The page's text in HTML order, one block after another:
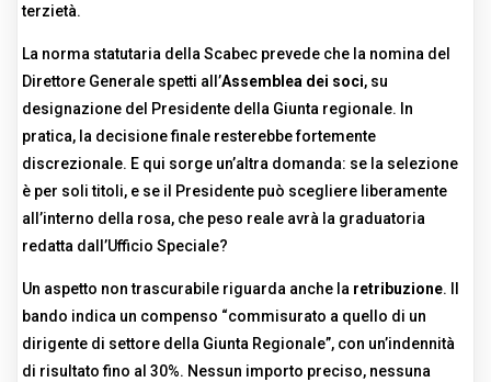
terzietà.
La norma statutaria della Scabec prevede che la nomina del
Direttore Generale spetti all’Assemblea dei soci, su
designazione del Presidente della Giunta regionale. In
pratica, la decisione finale resterebbe fortemente
discrezionale. E qui sorge un’altra domanda: se la selezione
è per soli titoli, e se il Presidente può scegliere liberamente
all’interno della rosa, che peso reale avrà la graduatoria
redatta dall’Ufficio Speciale?
Un aspetto non trascurabile riguarda anche la retribuzione. Il
bando indica un compenso “commisurato a quello di un
dirigente di settore della Giunta Regionale”, con un’indennità
di risultato fino al 30%. Nessun importo preciso, nessuna